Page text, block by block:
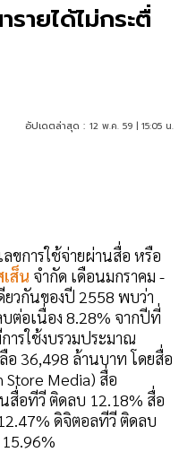
ายได้ไม่กระตื่
อัปเดตล่าสุด : 12 พ.ค. 59 | 15:05 น.
ลขการใช้จ่ายผ่านสื่อ หรือ
ส็น จำกัด เดือนมกราคม -
ยวกันของปี 2558 พบว่า
ต่อเนื่อง 8.28% จากปีที่
ารใช้งบรวมประมาณ
36,498 ล้านบาท โดยสื่อ
Store Media) สื่อ
สื่อทีวี ติดลบ 12.18% สื่อ
ดิจิตอลทีวี ติดลบ